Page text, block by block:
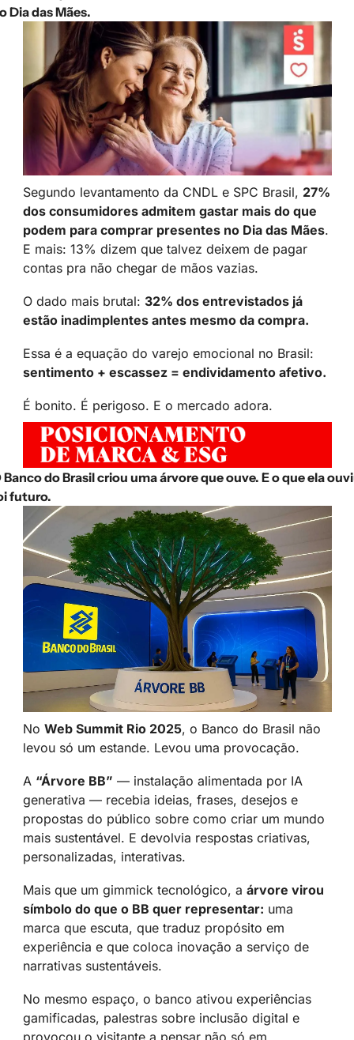
Dia das Mães.
Segundo levantamento da CNDL e SPC Brasil, 27%
dos consumidores admitem gastar mais do que
podem para comprar presentes no Dia das Mães.
E mais: 13% dizem que talvez deixem de pagar
contas pra não chegar de mãos vazias.
O dado mais brutal: 32% dos entrevistados já
estão inadimplentes antes mesmo da compra.
sentimento + escassez = endividamento afetivo.
É bonito. É perigoso. E o mercado adora.
Banco do Brasil criou uma árvore que ouve. E o que ela
futuro.
No Web Summit Rio 2025, o Banco do Brasil não
levou só um estande. Levou uma provocação.
A “Árvore BB” — instalação alimentada por IA
generativa — recebia ideias, frases, desejos e
propostas do público sobre como criar um mundo
mais sustentável. E devolvia respostas criativas,
personalizadas, interativas.
Mais que um gimmick tecnológico, a árvore virou
símbolo do que o BB quer representar: uma
marca que escuta, que traduz propósito em
experiência e que coloca inovação a serviço de
narrativas sustentáveis.
No mesmo espaço, o banco ativou experiências
gamificadas, palestras sobre inclusão digital e
provocou o visitante a pensar não só em